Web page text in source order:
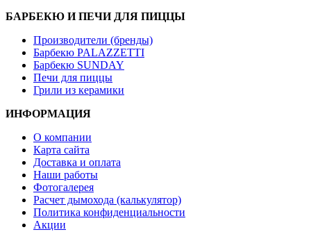
БАРБЕКЮ И ПЕЧИ ДЛЯ ПИЦЦЫ
Производители (бренды)
Барбекю PALAZZETTI
Барбекю SUNDAY
Печи для пиццы
Грили из керамики
ИНФОРМАЦИЯ
О компании
Карта сайта
Доставка и оплата
Наши работы
Фотогалерея
Расчет дымохода (калькулятор)
Политика конфиденциальности
Акции